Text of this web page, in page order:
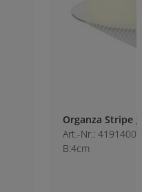
Organza Stripe
Art.-Nr.: 4191400-
B:4cm